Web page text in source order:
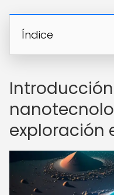
Índice
exploración